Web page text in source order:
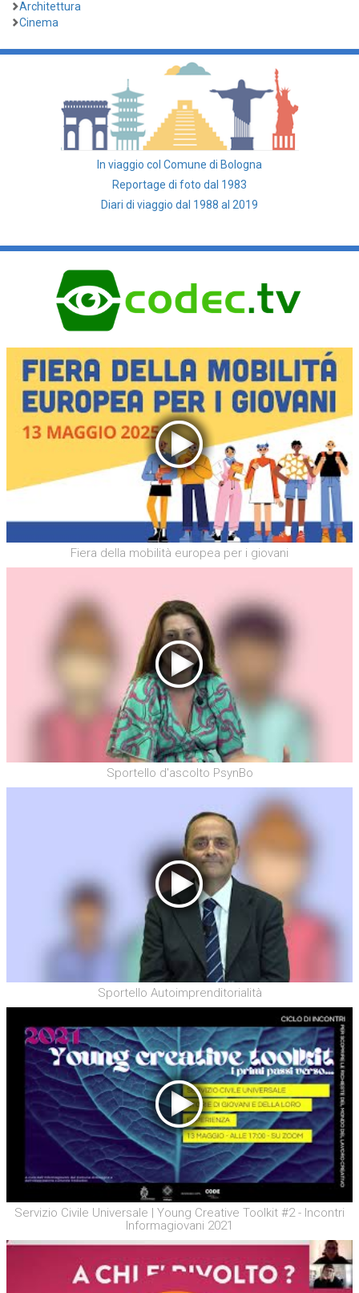
Architettura
Cinema
In viaggio col Comune di Bologna
Reportage di foto dal 1983
Diari di viaggio dal 1988 al 2019
Fiera della mobilità europea per i giovani
Sportello d'ascolto PsynBo
Sportello Autoimprenditorialità
Servizio Civile Universale | Young Creative Toolkit #2 - Incontri
Informagiovani 2021